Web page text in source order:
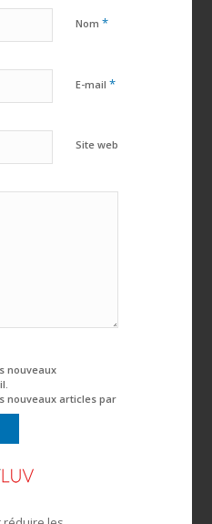
Nom *
E-mail *
Site web
nouveaux
nouveaux articles par